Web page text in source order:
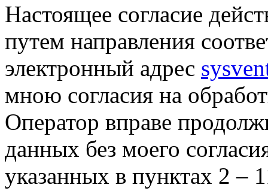
Настоящее согласие
путем направления
электронный адрес
мною согласия на
Оператор вправе
данных без моего
указанных в пунктах 2 –